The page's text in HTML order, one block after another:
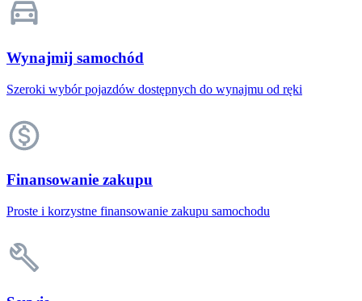
Wynajmij samochód
Szeroki wybór pojazdów dostępnych do wynajmu od ręki
Finansowanie zakupu
Proste i korzystne finansowanie zakupu samochodu